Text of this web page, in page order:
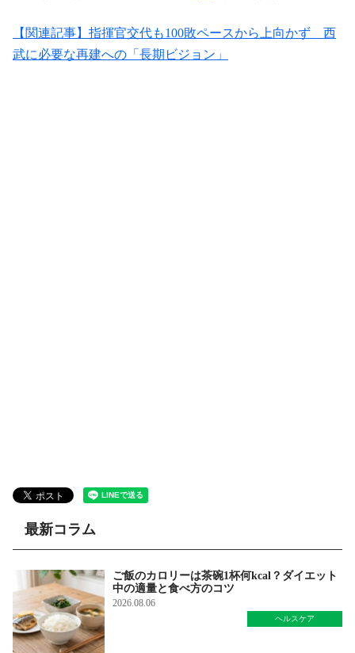
【関連記事】指揮官交代も100敗ペースから上向かず 西
武に必要な再建への「長期ビジョン」
最新コラム
ご飯のカロリーは茶碗1杯何kcal？ダイエット
中の適量と食べ方のコツ
2026.08.06
ヘルスケア